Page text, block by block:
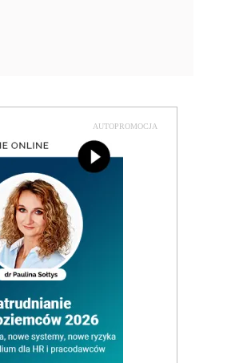
AUTOPROMOCJA